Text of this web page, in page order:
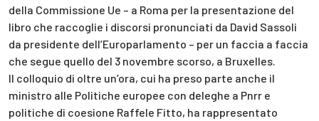
della Commissione Ue – a Roma per la presentazione del
libro che raccoglie i discorsi pronunciati da David Sassoli
da presidente dell’Europarlamento – per un faccia a faccia
che segue quello del 3 novembre scorso, a Bruxelles.
Il colloquio di oltre un’ora, cui ha preso parte anche il
ministro alle Politiche europee con deleghe a Pnrr e
politiche di coesione Raffele Fitto, ha rappresentato